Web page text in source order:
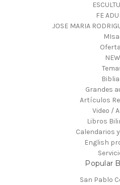
FE
JOSE MARIA
NEW
Grandes
Artículos
Video /
Libros
Calendarios
English
Popular
San Pablo